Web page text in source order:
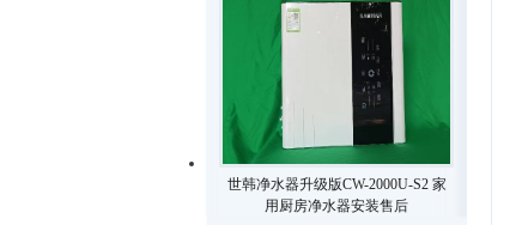
世韩净水器升级版CW-2000U-S2 家
用厨房净水器安装售后